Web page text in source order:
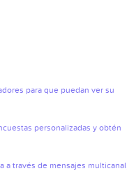
para que puedan ver su
personalizadas y obtén
a través de mensajes multicanal,